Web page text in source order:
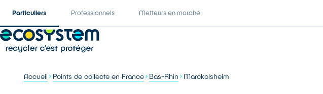
Particuliers Professionnels Metteurs en marché
Accueil Points de collecte en France Bas-Rhin Marckolsheim